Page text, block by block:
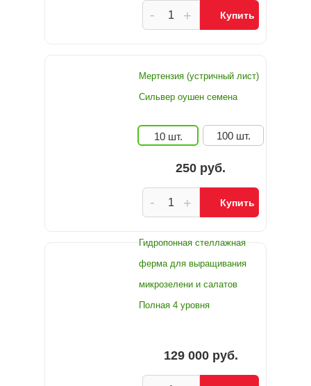
+
- Купить
Мертензия (устричный лист)
Сильвер оушен семена
10 шт. 100 шт.
250 руб.
+
- Купить
Гидропонная стеллажная
ферма для выращивания
микрозелени и салатов
Полная 4 уровня
129 000 руб.